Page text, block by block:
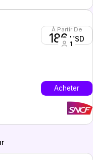
À Partir De
186 USD
1
Acheter